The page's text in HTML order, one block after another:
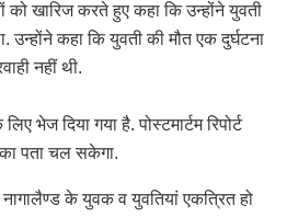
को खारिज करते हुए कहा कि उन्होंने युवती
उन्होंने कहा कि युवती की मौत एक दुर्घटना
नहीं थी.
भेज दिया गया है. पोस्टमार्टम रिपोर्ट
पता चल सकेगा.
नागालैण्ड के युवक व युवतियां एकत्रित हो